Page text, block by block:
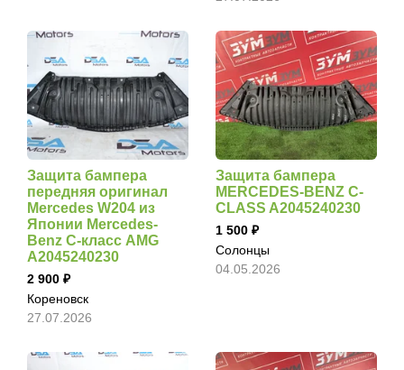
Защита бампера
передняя оригинал
Mercedes W204 из
Японии Mercedes-
Benz C-класс AMG
A2045240230
2 900
Кореновск
27.07.2026
Защита бампера
MERCEDES-BENZ C-
CLASS A2045240230
1 500
Солонцы
04.05.2026